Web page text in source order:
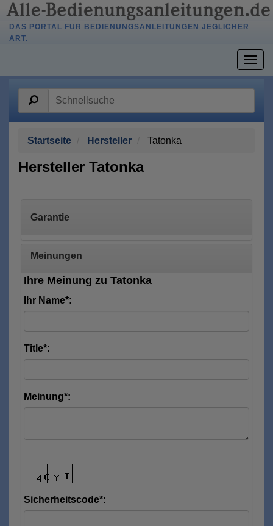
DAS PORTAL FÜR BEDIENUNGSANLEITUNGEN JEGLICHER
ART.
Startseite Hersteller Tatonka
Hersteller Tatonka
Garantie
Meinungen
Ihre Meinung zu Tatonka
Ihr Name*:
Title*:
Meinung*:
Sicherheitscode*: